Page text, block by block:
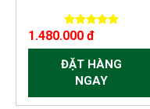
1.480.000 đ
ĐẶT HÀNG
NGAY